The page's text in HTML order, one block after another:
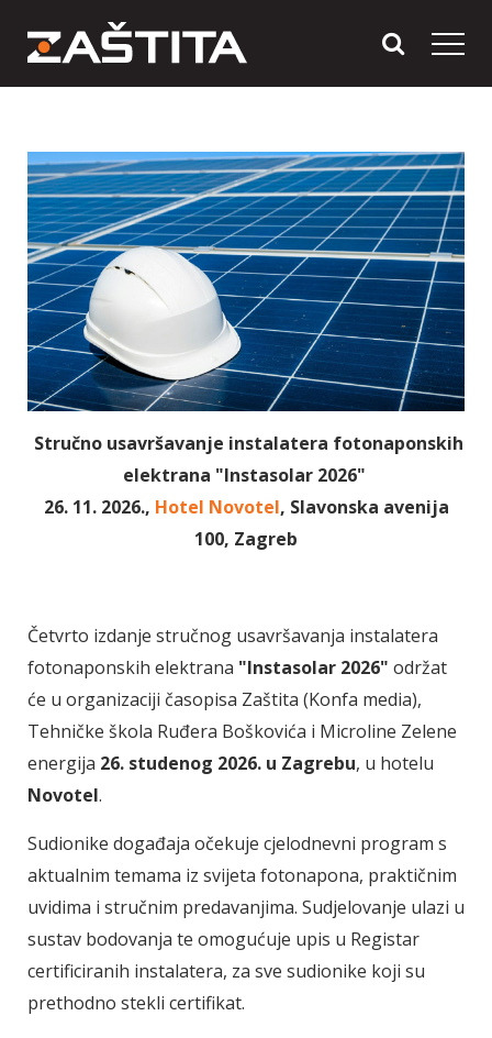
Stručno usavršavanje instalatera fotonaponskih
elektrana "Instasolar 2026"
26. 11. 2026., Hotel Novotel, Slavonska avenija
100, Zagreb
Četvrto izdanje stručnog usavršavanja instalatera
fotonaponskih elektrana "Instasolar 2026" održat
će u organizaciji časopisa Zaštita (Konfa media),
Tehničke škola Ruđera Boškovića i Microline Zelene
energija 26. studenog 2026. u Zagrebu, u hotelu
Novotel.
Sudionike događaja očekuje cjelodnevni program s
aktualnim temama iz svijeta fotonapona, praktičnim
uvidima i stručnim predavanjima. Sudjelovanje ulazi u
sustav bodovanja te omogućuje upis u Registar
certificiranih instalatera, za sve sudionike koji su
prethodno stekli certifikat.